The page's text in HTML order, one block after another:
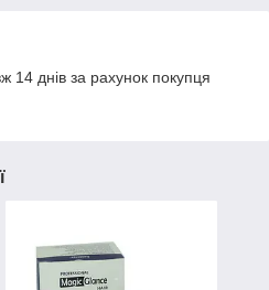
14 днів за рахунок покупця